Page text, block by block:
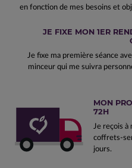
en fonction de mes besoins et
JE FIXE MON 1ER
Je fixe ma première séance
minceur qui me suivra
MON
72H
Je reçois à
coffrets-
jours.